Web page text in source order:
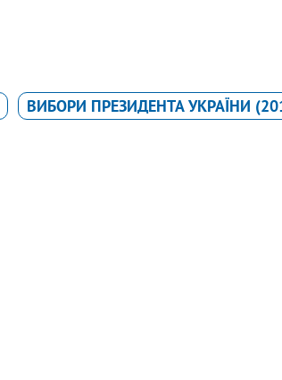
ВИБОРИ ПРЕЗИДЕНТА УКРАЇНИ